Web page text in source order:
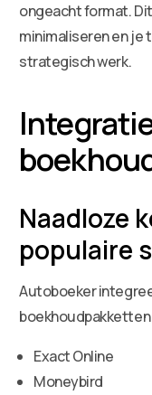
ongeacht format.
minimaliseren en je
strategisch werk.
Naadloze
populaire
Autoboeker
boekhoudpakketten
Exact Online
Moneybird